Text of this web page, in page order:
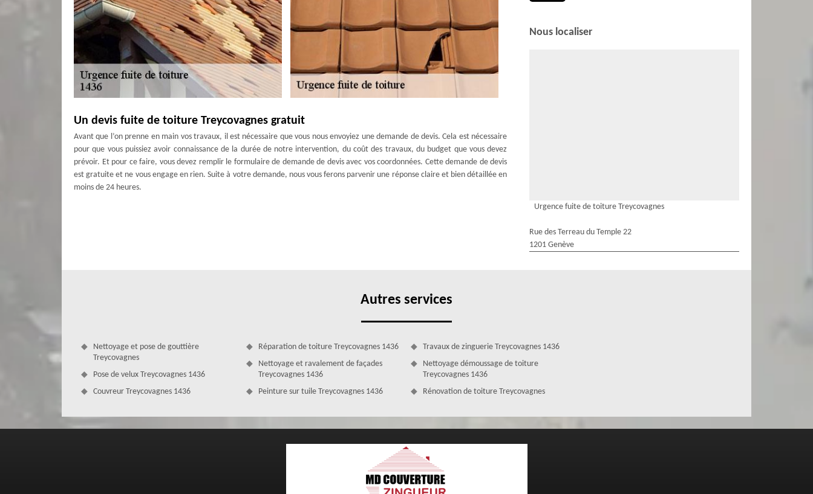
Un devis fuite de toiture Treycovagnes gratuit
Avant que l’on prenne en main vos travaux, il est nécessaire que vous nous envoyiez une demande de devis. Cela est nécessaire
pour que vous puissiez avoir connaissance de la durée de notre intervention, du coût des travaux, du budget que vous devez
prévoir. Et pour ce faire, vous devez remplir le formulaire de demande de devis avec vos coordonnées. Cette demande de devis
est gratuite et ne vous engage en rien. Suite à votre demande, nous vous ferons parvenir une réponse claire et bien détaillée en
moins de 24 heures.
La toiture se doit d’être en bon état, parfaitement étanche ; pour qu’elle puisse assurer vous protéger correctement des
Nous localiser
Urgence fuite de toiture Treycovagnes
Rue des Terreau du Temple 22
1201 Genève
Autres services
Nettoyage et pose de gouttière
Treycovagnes
Pose de velux Treycovagnes 1436
Couvreur Treycovagnes 1436
Réparation de toiture Treycovagnes 1436
Nettoyage et ravalement de façades
Treycovagnes 1436
Peinture sur tuile Treycovagnes 1436
Travaux de zinguerie Treycovagnes 1436
Nettoyage démoussage de toiture
Treycovagnes 1436
Rénovation de toiture Treycovagnes